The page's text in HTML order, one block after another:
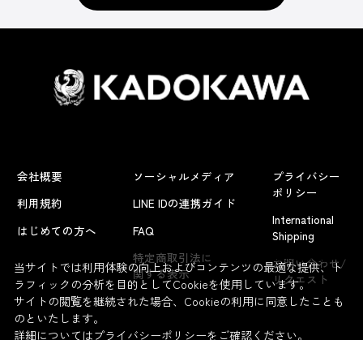
よくあるお問い合わせ
会社概要
利用規約
はじめての方へ
ソーシャルメディア
LINE IDの連携ガイド
FAQ
特定商取引法に
関する表示
プライバシー
ポリシー
International
Shipping
お問い合わせ/
リクエスト
当サイトでは利用体験の向上およびコンテンツの最適な提供、ト
ラフィックの分析を目的としてCookieを使用しています。
サイトの閲覧を継続された場合、Cookieの利用に同意したことも
のといたします。
詳細についてはプライバシーポリシーをご確認ください。